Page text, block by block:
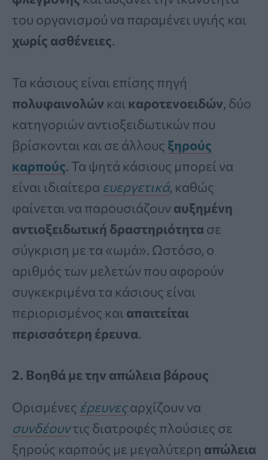
του οργανισμού να παραμένει υγιής και
χωρίς ασθένειες.
Τα κάσιους είναι επίσης πηγή
πολυφαινολών και καροτενοειδών, δύο
κατηγοριών αντιοξειδωτικών που
βρίσκονται και σε άλλους ξηρούς
καρπούς. Τα ψητά κάσιους μπορεί να
είναι ιδιαίτερα ευεργετικά, καθώς
φαίνεται να παρουσιάζουν αυξημένη
αντιοξειδωτική δραστηριότητα σε
σύγκριση με τα «ωμά». Ωστόσο, ο
αριθμός των μελετών που αφορούν
συγκεκριμένα τα κάσιους είναι
περιορισμένος και απαιτείται
περισσότερη έρευνα.
2. Βοηθά με την απώλεια βάρους
Ορισμένες έρευνεςαρχίζουν να
συνδέουντις διατροφές πλούσιες σε
ξηρούς καρπούς με μεγαλύτερη απώλεια